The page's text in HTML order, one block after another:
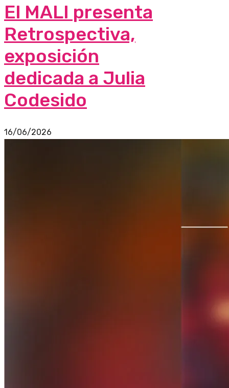
El MALI presenta
Retrospectiva,
exposición
dedicada a Julia
Codesido
16/06/2026